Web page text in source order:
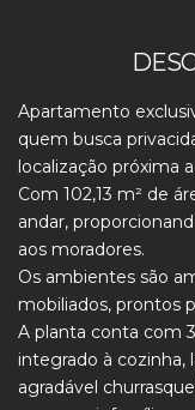
Apartamento
quem busca
localização próxima
Com 102,13 m² de
andar,
aos moradores.
Os ambientes são
mobiliados, prontos
A planta conta com
integrado à cozinha,
agradável